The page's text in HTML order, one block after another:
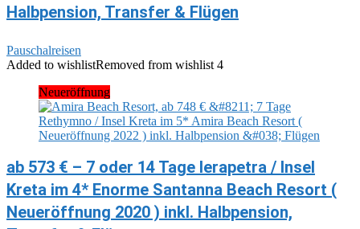
Halbpension, Transfer & Flügen
Pauschalreisen
Added to wishlistRemoved from wishlist 4
Neueröffnung
ab 573 € – 7 oder 14 Tage Ierapetra / Insel
Kreta im 4* Enorme Santanna Beach Resort (
Neueröffnung 2020 ) inkl. Halbpension,